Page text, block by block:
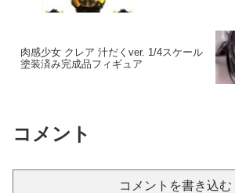
肉感少女 クレア 汁だくver. 1/4スケール
塗装済み完成品フィギュア
コメント
コメントを書き込む